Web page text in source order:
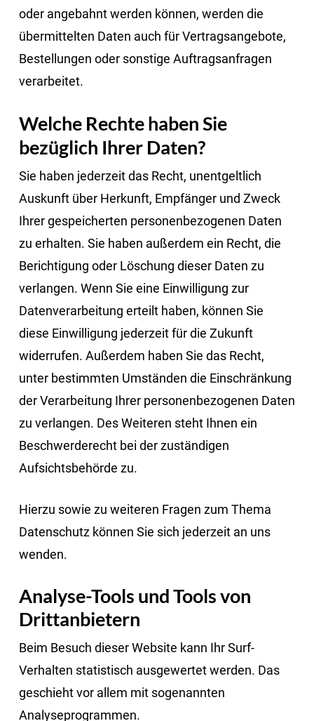
oder angebahnt werden können, werden die
übermittelten Daten auch für Vertragsangebote,
Bestellungen oder sonstige Auftragsanfragen
verarbeitet.
Welche Rechte haben Sie
bezüglich Ihrer Daten?
Sie haben jederzeit das Recht, unentgeltlich
Auskunft über Herkunft, Empfänger und Zweck
Ihrer gespeicherten personenbezogenen Daten
zu erhalten. Sie haben außerdem ein Recht, die
Berichtigung oder Löschung dieser Daten zu
verlangen. Wenn Sie eine Einwilligung zur
Datenverarbeitung erteilt haben, können Sie
diese Einwilligung jederzeit für die Zukunft
widerrufen. Außerdem haben Sie das Recht,
unter bestimmten Umständen die Einschränkung
der Verarbeitung Ihrer personenbezogenen Daten
zu verlangen. Des Weiteren steht Ihnen ein
Beschwerderecht bei der zuständigen
Aufsichtsbehörde zu.
Hierzu sowie zu weiteren Fragen zum Thema
Datenschutz können Sie sich jederzeit an uns
wenden.
Analyse-Tools und Tools von
Dritt­anbietern
Beim Besuch dieser Website kann Ihr Surf-
Verhalten statistisch ausgewertet werden. Das
geschieht vor allem mit sogenannten
Analyseprogrammen.